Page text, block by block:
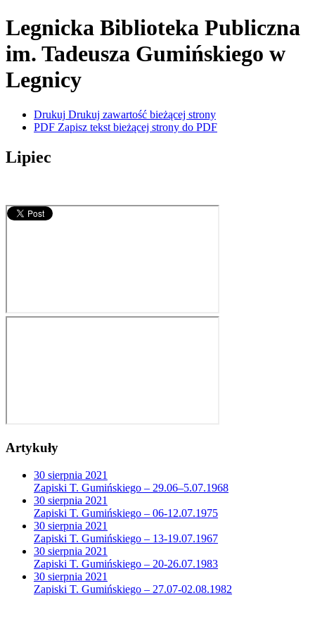
Legnicka Biblioteka Publiczna
im. Tadeusza Gumińskiego w
Legnicy
Drukuj Drukuj zawartość bieżącej strony
PDF Zapisz tekst bieżącej strony do PDF
Lipiec
Artykuły
30 sierpnia 2021
Zapiski T. Gumińskiego – 29.06–5.07.1968
30 sierpnia 2021
Zapiski T. Gumińskiego – 06-12.07.1975
30 sierpnia 2021
Zapiski T. Gumińskiego – 13-19.07.1967
30 sierpnia 2021
Zapiski T. Gumińskiego – 20-26.07.1983
30 sierpnia 2021
Zapiski T. Gumińskiego – 27.07-02.08.1982